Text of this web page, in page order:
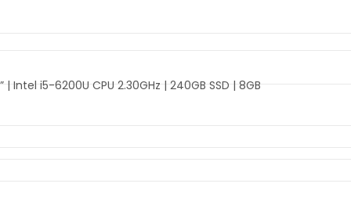
| Intel i5-6200U CPU 2.30GHz | 240GB SSD | 8GB